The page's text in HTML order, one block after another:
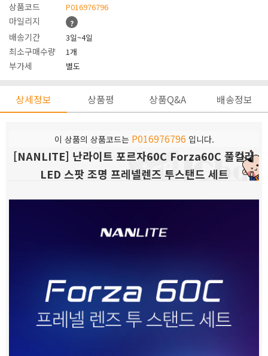
상품코드 P016976796
마일리지 ?
배송기간 3일~4일
최소구매수량 1개
부가세 별도
상세정보 상품평 상품Q&A 배송정보
이 상품의 상품코드는 P016976796 입니다.
[NANLITE] 난라이트 포르자60C Forza60C 풀컬러
LED 스팟 조명 프레넬렌즈 투스탠드 세트